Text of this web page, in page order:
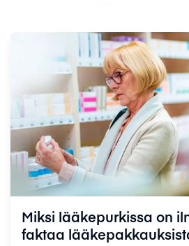
Miksi lääkepurkissa on
faktaa